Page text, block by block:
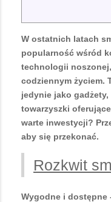
W ostatnich latach
popularność wśród
technologii
codziennym życiem.
jedynie jako gadżety,
towarzyszki
warte inwestycji?
aby się przekonać.
Rozkwit
Wygodne i dostępne